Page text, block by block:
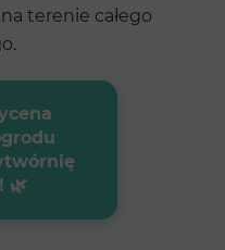
terenie całego
🌿